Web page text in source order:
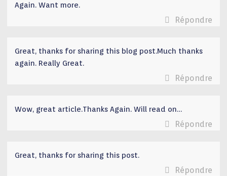
Again. Want more.
Répondre
Great, thanks for sharing this blog post.Much thanks
again. Really Great.
Répondre
Wow, great article.Thanks Again. Will read on…
Répondre
Great, thanks for sharing this post.
Répondre